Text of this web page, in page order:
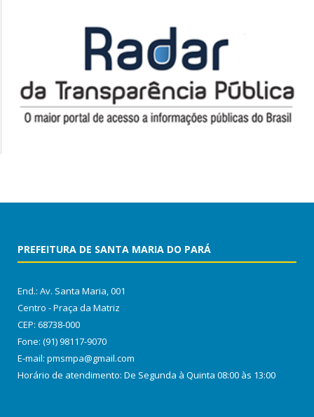
PREFEITURA DE SANTA MARIA DO PARÁ
End.: Av. Santa Maria, 001
Centro - Praça da Matriz
CEP: 68738-000
Fone: (91) 98117-9070
E-mail: pmsmpa@gmail.com
Horário de atendimento: De Segunda à Quinta 08:00 às 13:00